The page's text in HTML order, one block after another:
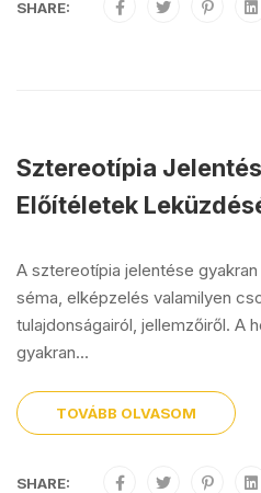
SHARE:
Sztereotípia
Előítéletek
A sztereotípia jelentése
séma, elképzelés valamilyen
tulajdonságairól, jellemzőiről. A
gyakran...
TOVÁBB OLVASOM
SHARE: